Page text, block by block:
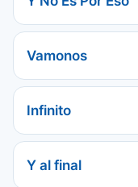
Vamonos
Infinito
Y al final